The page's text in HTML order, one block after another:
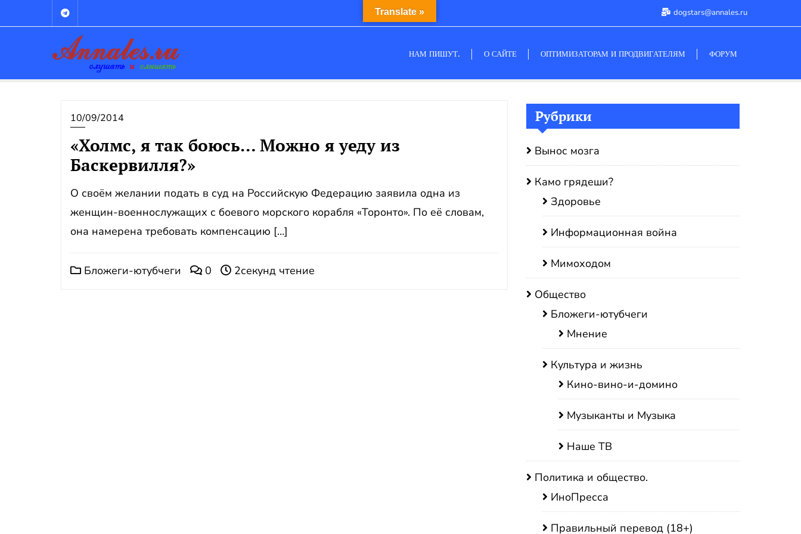
к
содержимому
dogstars@annales.ru
НАМ ПИШУТ. О САЙТЕ ОПТИМИЗАТОРАМ И ПРОДВИГАТЕЛЯМ ФОРУМ
10/09/2014
«Холмс, я так боюсь… Можно я уеду из
Баскервилля?»
О своём желании подать в суд на Российскую Федерацию заявила одна из
женщин-военнослужащих с боевого морского корабля «Торонто». По её словам,
она намерена требовать компенсацию […]
Бложеги-ютубчеги 0 2секунд чтение
Рубрики
Вынос мозга
Камо грядеши?
Здоровье
Информационная война
Мимоходом
Общество
Бложеги-ютубчеги
Мнение
Культура и жизнь
Кино-вино-и-домино
Музыканты и Музыка
Наше ТВ
Политика и общество.
ИноПресса
Правильный перевод (18+)
Translate »